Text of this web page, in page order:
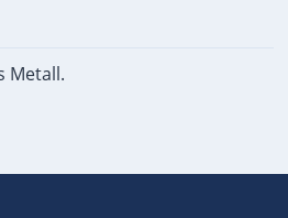
Metall.